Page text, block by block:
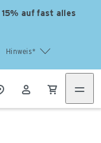
auf fast alles
Hinweis*